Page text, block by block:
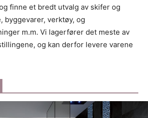
finne et bredt utvalg av skifer og
byggevarer, verktøy, og
m.m. Vi lagerfører det meste av
og kan derfor levere varene